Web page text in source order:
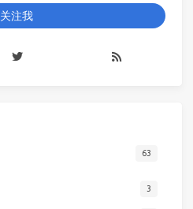
关注我
63
3